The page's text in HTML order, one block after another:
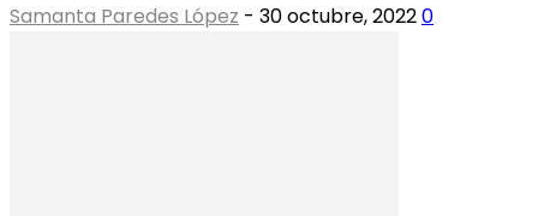
Samanta Paredes López - 30 octubre, 20220